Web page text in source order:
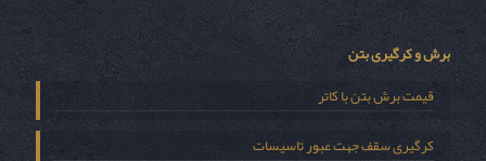
برش و کرگیری بتن
قیمت برش بتن با کاتر
کرگیری سقف جهت عبور تاسیسات